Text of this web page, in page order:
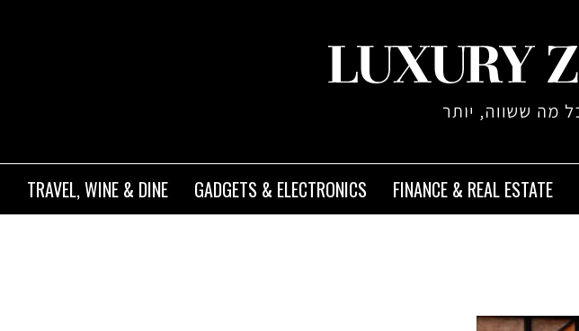
FINANCE & REAL ESTATE
GADGETS & ELECTRONICS
TRAVEL, WINE & DINE